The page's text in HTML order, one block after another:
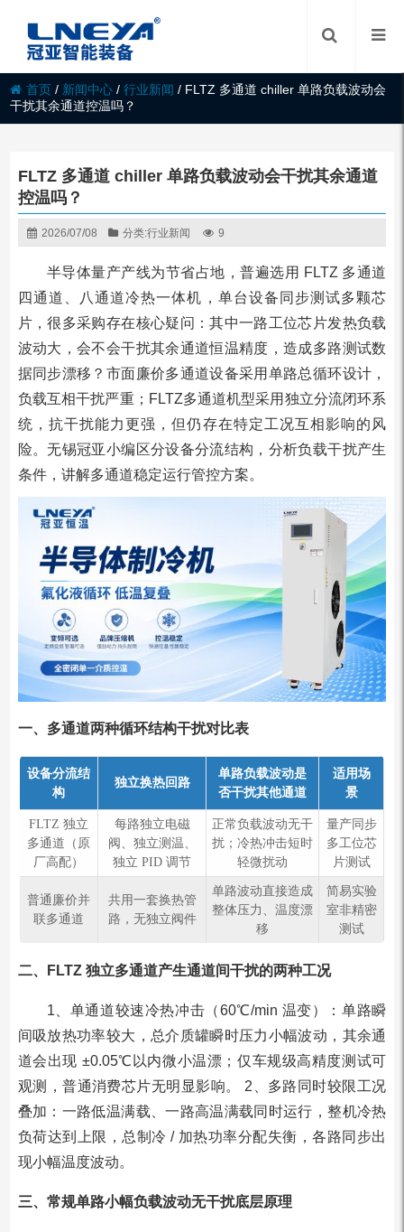
首页 / 新闻中心 /行业新闻 / FLTZ 多通道 chiller 单路负载波动会
干扰其余通道控温吗？
FLTZ 多通道 chiller 单路负载波动会干扰其余通道
控温吗？
2026/07/08 分类:行业新闻 9
半导体量产产线为节省占地，普遍选用 FLTZ 多通道
四通道、八通道冷热一体机，单台设备同步测试多颗芯
片，很多采购存在核心疑问：其中一路工位芯片发热负载
波动大，会不会干扰其余通道恒温精度，造成多路测试数
据同步漂移？市面廉价多通道设备采用单路总循环设计，
负载互相干扰严重；FLTZ多通道机型采用独立分流闭环系
统，抗干扰能力更强，但仍存在特定工况互相影响的风
险。无锡冠亚小编区分设备分流结构，分析负载干扰产生
条件，讲解多通道稳定运行管控方案。
一、多通道两种循环结构干扰对比表
设备分流结
构
独立换热回路
单路负载波动是
否干扰其他通道
适用场
景
FLTZ 独立
多通道（原
厂高配）
每路独立电磁
阀、独立测温、
独立 PID 调节
正常负载波动无干
扰；冷热冲击短时
轻微扰动
量产同步
多工位芯
片测试
普通廉价并
联多通道
共用一套换热管
路，无独立阀件
单路波动直接造成
整体压力、温度漂
移
简易实验
室非精密
测试
二、FLTZ 独立多通道产生通道间干扰的两种工况
1、单通道较速冷热冲击（60℃/min 温变）：单路瞬
间吸放热功率较大，总介质罐瞬时压力小幅波动，其余通
道会出现 ±0.05℃以内微小温漂；仅车规级高精度测试可
观测，普通消费芯片无明显影响。 2、多路同时较限工况
叠加：一路低温满载、一路高温满载同时运行，整机冷热
负荷达到上限，总制冷 / 加热功率分配失衡，各路同步出
现小幅温度波动。
三、常规单路小幅负载波动无干扰底层原理